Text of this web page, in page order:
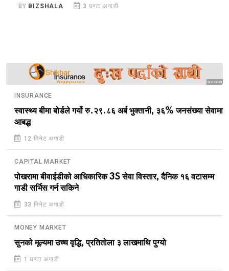
BY BIZSHALA 3 घण्टा अगाडी
Sponsored
INSURANCE
स्वास्थ्य बीमा बोर्डले गर्यो रु.२९.८६ अर्ब भुक्तानी, ३६% जनसंख्या सेवामा
आबद्ध
12 मिनेट अगाडी
CAPITAL MARKET
पोखरामा बीवाईडीको आधिकारिक 3S सेवा विस्तार, दैनिक १६ वटासम्म
गाडी सर्भिस गर्न सकिने
33 मिनेट अगाडी
MONEY MARKET
सुनको मूल्यमा उच्च वृद्धि, प्रतितोला ३ लाखमाथि पुग्यो
1 घण्टा अगाडी